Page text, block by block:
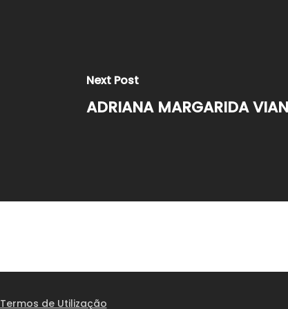
Next Post
ADRIANA MARGARIDA
Termos de Utilização